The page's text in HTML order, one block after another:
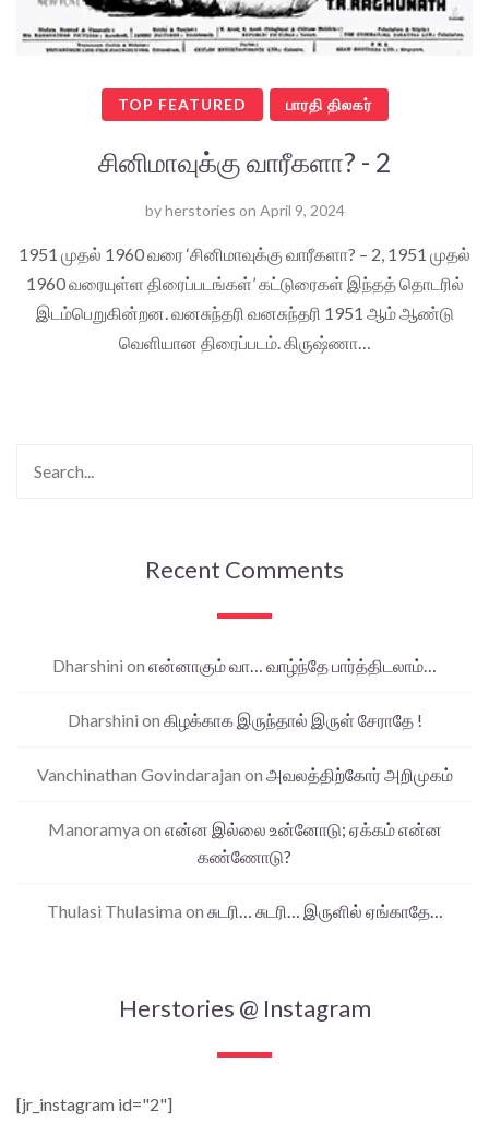
TOP FEATURED பாரதி திலகர்
சினிமாவுக்கு வாரீகளா? - 2
byherstories on April 9, 2024
1951 முதல் 1960 வரை ‘சினிமாவுக்கு வாரீகளா? – 2, 1951 முதல்
1960 வரையுள்ள திரைப்படங்கள்’ கட்டுரைகள் இந்தத் தொடரில்
இடம்பெறுகின்றன. வனசுந்தரி வனசுந்தரி 1951 ஆம் ஆண்டு
வெளியான திரைப்படம். கிருஷ்ணா…
Recent Comments
Dharshini on என்னாகும் வா… வாழ்ந்தே பார்த்திடலாம்…
Dharshini on கிழக்காக இருந்தால் இருள் சேராதே !
Vanchinathan Govindarajan on அவலத்திற்கோர் அறிமுகம்
Manoramya on என்ன இல்லை உன்னோடு; ஏக்கம் என்ன
கண்ணோடு?
Thulasi Thulasima on சுடரி… சுடரி… இருளில் ஏங்காதே…
Herstories @ Instagram
[jr_instagram id="2"]